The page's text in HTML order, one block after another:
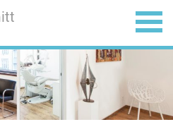
PRAXIS
SPEKTRUM
PRAXISTEAM
LAGEPLAN
ÖFFNUNGSZEITEN
KONTAKT